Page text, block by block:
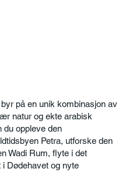
på en unik kombinasjon av
natur og ekte arabisk
du oppleve den
Petra, utforske den
Wadi Rum, flyte i det
Dødehavet og nyte